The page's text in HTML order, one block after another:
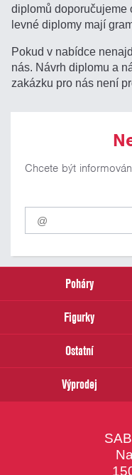
diplomů doporučujeme
levné diplomy mají
Pokud v nabídce
nás. Návrh diplomu a
zakázku pro nás není
Chcete být
Pro
odběr
našich
email
Poháry
Figurky
Ostatní
Výprodej